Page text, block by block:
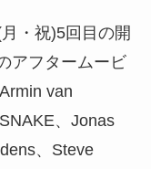
・祝)5回目の開
アフタームービ
van
、Jonas
、Steve